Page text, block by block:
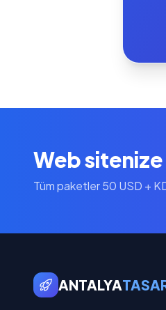
Web
Tüm paketler 50 USD +
ANTALYA